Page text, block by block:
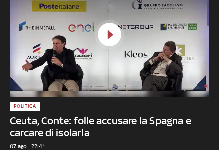
Ceuta, Conte: folle accusare la Spagna e
carcare di isolarla
POLITICA
07 ago - 22:41